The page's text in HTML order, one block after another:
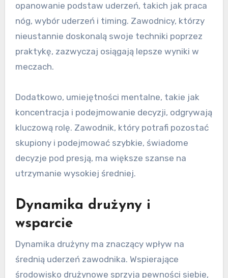
opanowanie podstaw uderzeń, takich jak praca
nóg, wybór uderzeń i timing. Zawodnicy, którzy
nieustannie doskonalą swoje techniki poprzez
praktykę, zazwyczaj osiągają lepsze wyniki w
meczach.
Dodatkowo, umiejętności mentalne, takie jak
koncentracja i podejmowanie decyzji, odgrywają
kluczową rolę. Zawodnik, który potrafi pozostać
skupiony i podejmować szybkie, świadome
decyzje pod presją, ma większe szanse na
utrzymanie wysokiej średniej.
Dynamika drużyny i
wsparcie
Dynamika drużyny ma znaczący wpływ na
średnią uderzeń zawodnika. Wspierające
środowisko drużynowe sprzyja pewności siebie,